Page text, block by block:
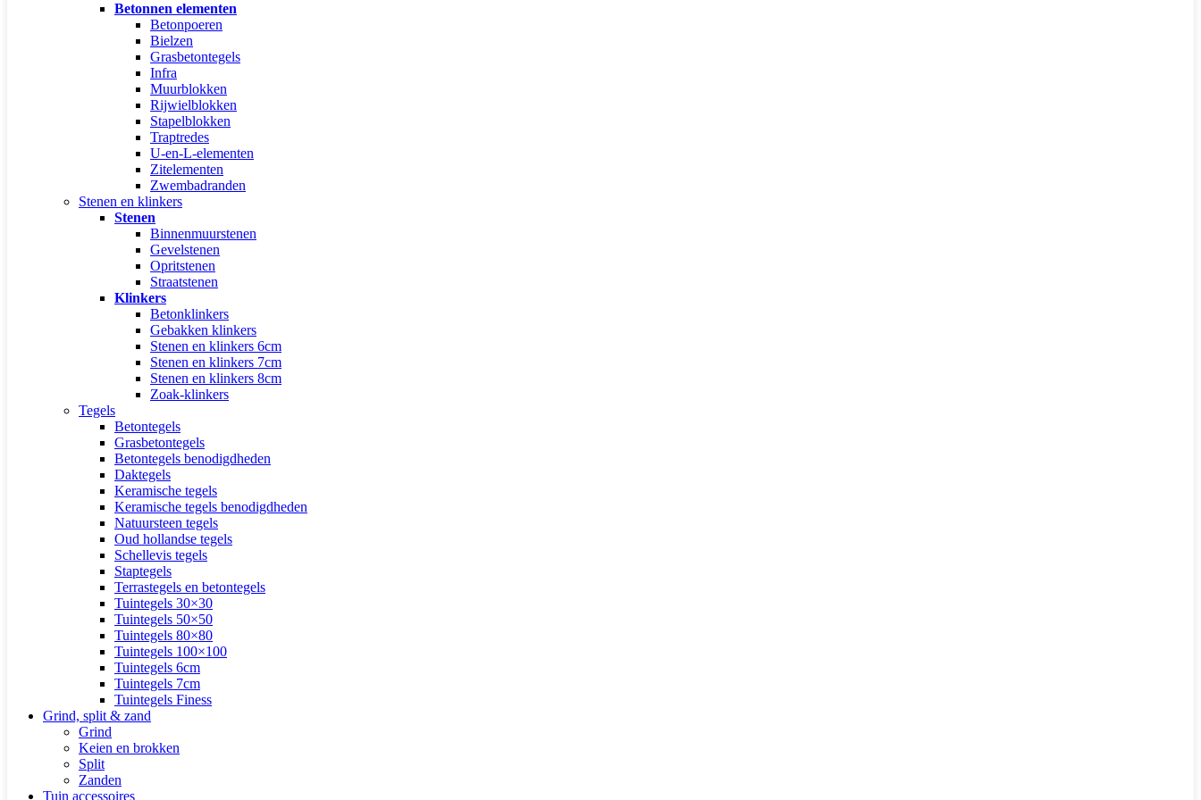
Betonnen elementen
Betonpoeren
Bielzen
Grasbetontegels
Infra
Muurblokken
Rijwielblokken
Stapelblokken
Traptredes
U-en-L-elementen
Zitelementen
Zwembadranden
Stenen en klinkers
Stenen
Binnenmuurstenen
Gevelstenen
Opritstenen
Straatstenen
Klinkers
Betonklinkers
Gebakken klinkers
Stenen en klinkers 6cm
Stenen en klinkers 7cm
Stenen en klinkers 8cm
Zoak-klinkers
Tegels
Betontegels
Grasbetontegels
Betontegels benodigdheden
Daktegels
Keramische tegels
Keramische tegels benodigdheden
Natuursteen tegels
Oud hollandse tegels
Schellevis tegels
Staptegels
Terrastegels en betontegels
Tuintegels 30×30
Tuintegels 50×50
Tuintegels 80×80
Tuintegels 100×100
Tuintegels 6cm
Tuintegels 7cm
Tuintegels Finess
Grind, split & zand
Grind
Keien en brokken
Split
Zanden
Tuin accessoires